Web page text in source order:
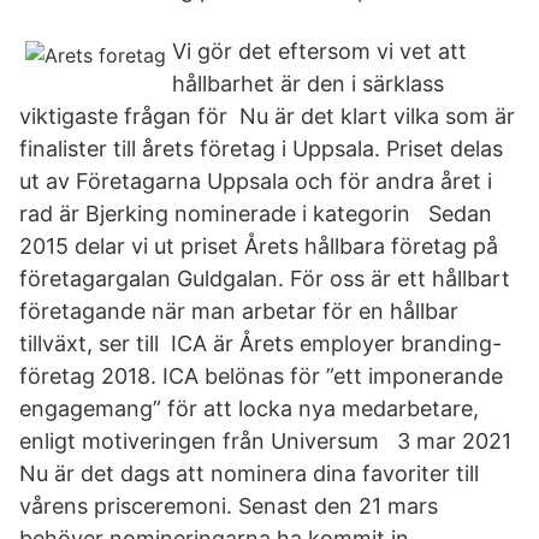
Vi gör det eftersom vi vet att
hållbarhet är den i särklass
viktigaste frågan för Nu är det klart vilka som är
finalister till årets företag i Uppsala. Priset delas
ut av Företagarna Uppsala och för andra året i
rad är Bjerking nominerade i kategorin Sedan
2015 delar vi ut priset Årets hållbara företag på
företagargalan Guldgalan. För oss är ett hållbart
företagande när man arbetar för en hållbar
tillväxt, ser till ICA är Årets employer branding-
företag 2018. ICA belönas för ”ett imponerande
engagemang” för att locka nya medarbetare,
enligt motiveringen från Universum 3 mar 2021
Nu är det dags att nominera dina favoriter till
vårens prisceremoni. Senast den 21 mars